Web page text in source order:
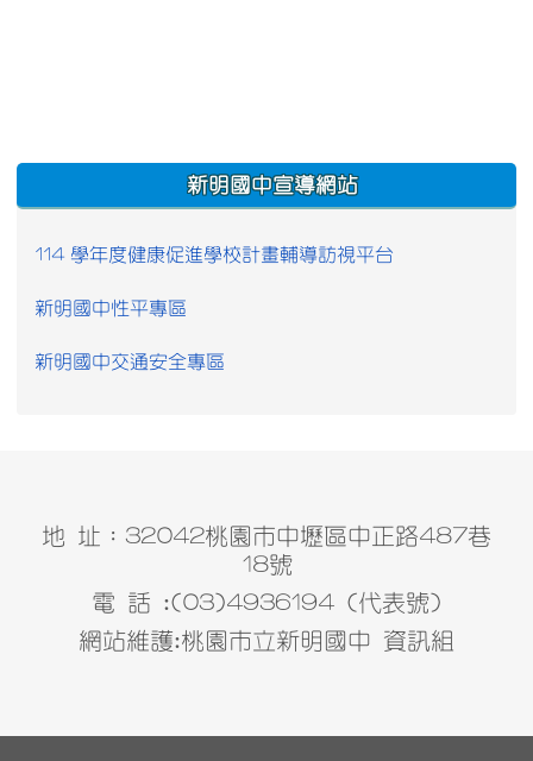
:::
新明國中宣導網站
114 學年度健康促進學校計畫輔導訪視平台
新明國中性平專區
新明國中交通安全專區
地 址：32042桃園市中壢區中正路487巷
18號
電 話 :(03)4936194 (代表號)
網站維護:桃園市立新明國中 資訊組